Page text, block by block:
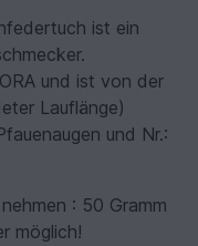
ist ein
und ist von der
Lauflänge)
und Nr.:
: 50 Gramm
möglich!